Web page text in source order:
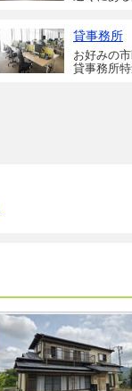
貸事務所
お好みの
貸事務所